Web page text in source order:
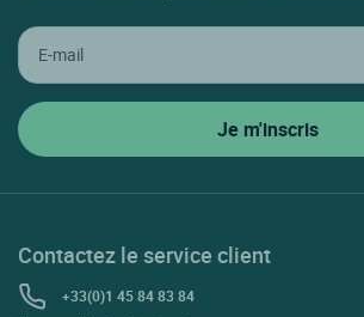
Contactez le service client
+33(0)1 45 84 83 84